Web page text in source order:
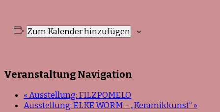
Zum Kalender hinzufügen
Veranstaltung Navigation
«Ausstellung: FILZPOMELO
Ausstellung: ELKE WORM – „Keramikkunst“»